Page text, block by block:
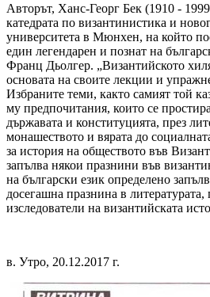
Авторът, Ханс-Георг Бек (1910 -
катедрата по византинистика и
университета в Мюнхен, на който
един легендарен и познат на
Франц Дьолгер. „Византийското
основата на своите лекции и
Избраните теми, както самият той
му предпочитания, които се
държавата и конституцията, през
монашеството и вярата до
за история на обществото във
запълва някои празнини във
на български език определено
досегашна празнина в литературата,
изследователи на византийската
в. Утро, 20.12.2017 г.